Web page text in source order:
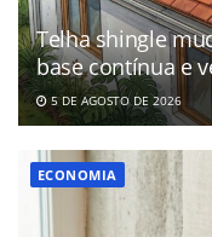
Telha shingle
base contínua e
5 DE AGOSTO DE 2026
ECONOMIA